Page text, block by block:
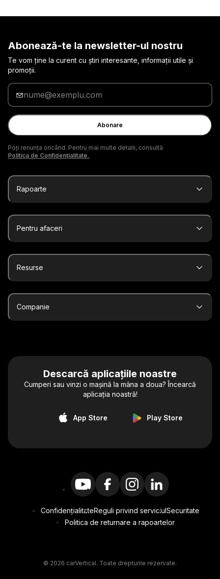
Abonează-te la newsletter-ul nostru
Te vom ține la curent cu știri interesante, informații utile și
promoții.
Introduceți
adresa
de
e-
mail
Abonare
Poți renunța oricând. Pentru mai multe detalii, consultă
Politica de Confidențialitate.
Rapoarte
Pentru afaceri
Resurse
Companie
Descarcă aplicațiile noastre
Cumperi sau vinzi o mașină la mâna a doua? Încearcă
aplicația noastră!
App Store Play Store
ConfidențialitateReguli privind serviciulSecuritate
Politica de returnare a rapoartelor
© 2026 carVertical. Toate drepturile rezervate.